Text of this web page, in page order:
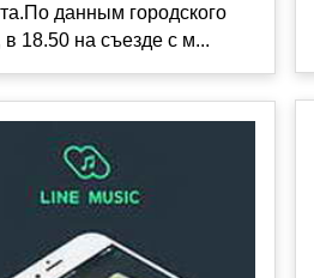
данным городского
18.50 на съезде с м...